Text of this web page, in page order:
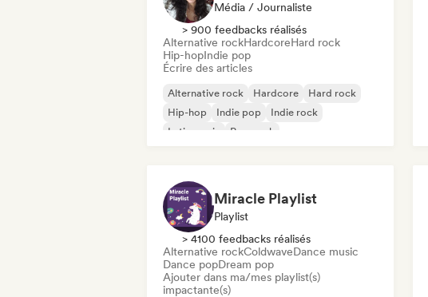
Média / Journaliste
> 900 feedbacks réalisés
Alternative rockHardcoreHard rock
Hip-hopIndie pop
Écrire des articles
Alternative rock Hardcore
Hard rock
Hip-hop
Indie pop
Indie rock
Latin music
Pop punk
Miracle Playlist
Playlist
> 4100 feedbacks réalisés
Alternative rockColdwaveDance music
Dance popDream pop
Ajouter dans ma/mes playlist(s)
impactante(s)